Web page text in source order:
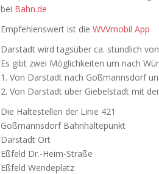
bei Bahn.de
Empfehlenswert ist die WVVmobil App
Darstadt wird tagsüber ca. stündlich
Es gibt zwei Möglichkeiten um nach
1. Von Darstadt nach Goßmannsdorf
2. Von Darstadt über Giebelstadt mit
Die Haltestellen der Linie 421
Goßmannsdorf Bahnhaltepunkt
Darstadt Ort
Eßfeld Dr.-Heim-Straße
Eßfeld Wendeplatz